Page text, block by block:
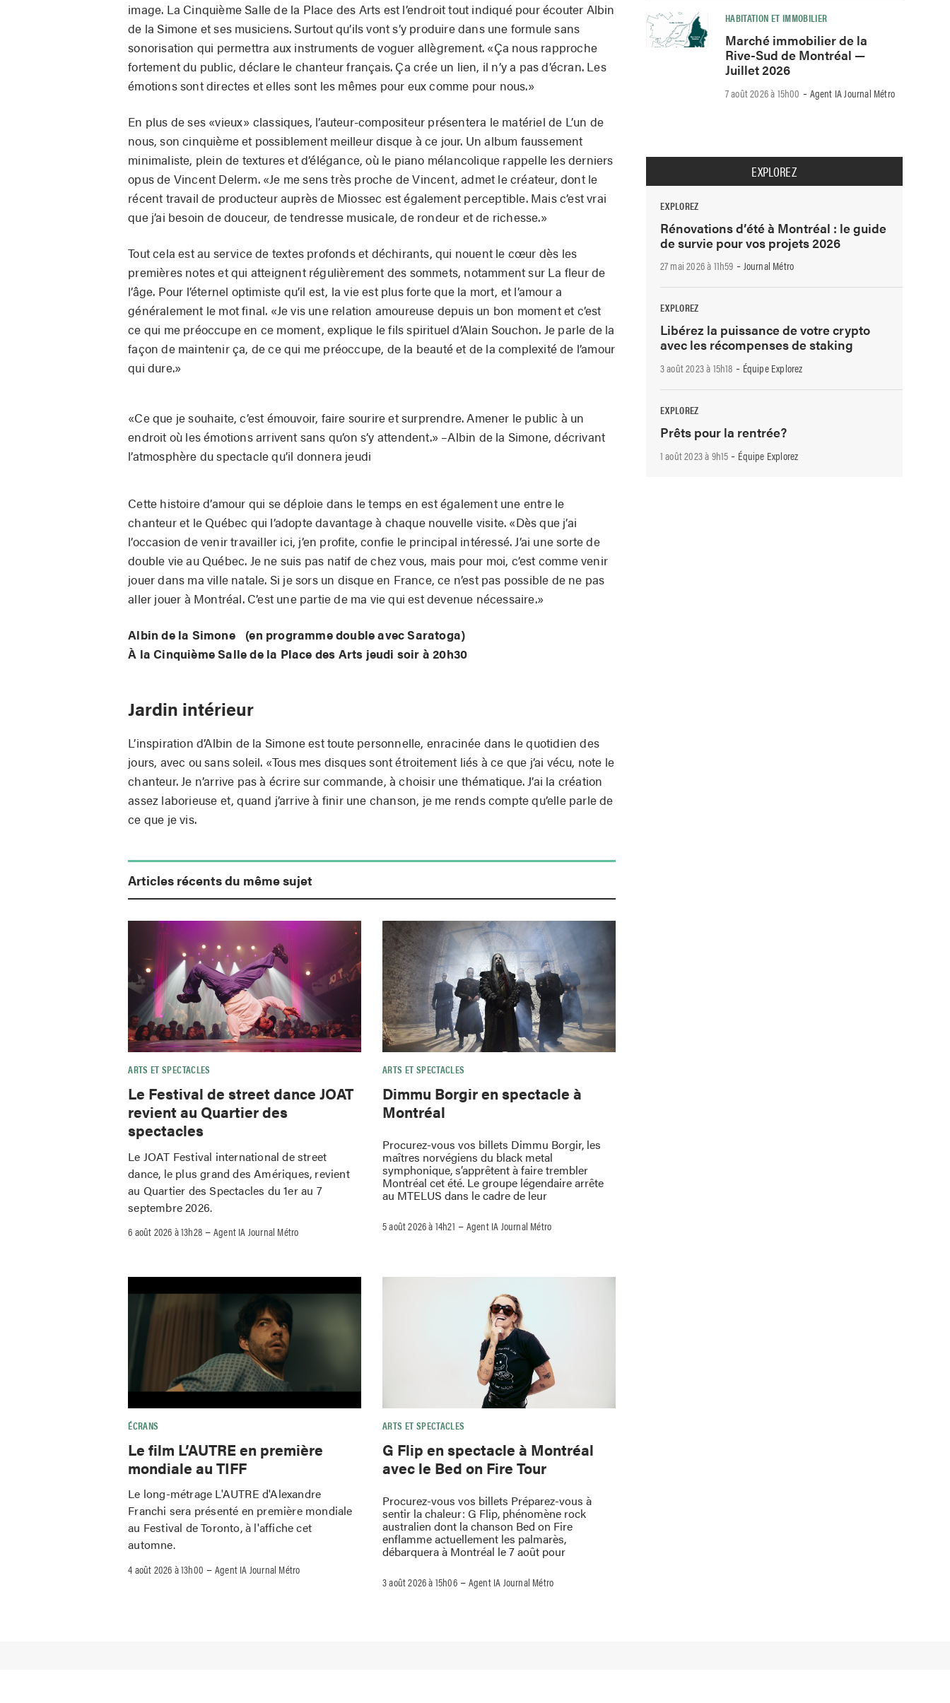
image. La Cinquième Salle de la Place des Arts est l’endroit tout indiqué pour écouter Albin
de la Simone et ses musiciens. Surtout qu’ils vont s’y produire dans une formule sans
sonorisation qui permettra aux instruments de voguer allègrement. «Ça nous rapproche
fortement du public, déclare le chanteur français. Ça crée un lien, il n’y a pas d’écran. Les
émotions sont directes et elles sont les mêmes pour eux comme pour nous.»
En plus de ses «vieux» classiques, l’auteur-compositeur présentera le matériel de L’un de
nous, son cinquième et possiblement meilleur disque à ce jour. Un album faussement
minimaliste, plein de textures et d’élégance, où le piano mélancolique rappelle les derniers
opus de Vincent Delerm. «Je me sens très proche de Vincent, admet le créateur, dont le
récent travail de producteur auprès de Miossec est également perceptible. Mais c’est vrai
que j’ai besoin de douceur, de tendresse musicale, de rondeur et de richesse.»
Tout cela est au service de textes profonds et déchirants, qui nouent le cœur dès les
premières notes et qui atteignent régulièrement des sommets, notamment sur La fleur de
l’âge. Pour l’éternel optimiste qu’il est, la vie est plus forte que la mort, et l’amour a
généralement le mot final. «Je vis une relation amoureuse depuis un bon moment et c’est
ce qui me préoccupe en ce moment, explique le fils spirituel d’Alain Souchon. Je parle de la
façon de maintenir ça, de ce qui me préoccupe, de la beauté et de la complexité de l’amour
qui dure.»
«Ce que je souhaite, c’est émouvoir, faire sourire et surprendre. Amener le public à un
endroit où les émotions arrivent sans qu’on s’y attendent.» –Albin de la Simone, décrivant
l’atmosphère du spectacle qu’il donnera jeudi
Cette histoire d’amour qui se déploie dans le temps en est également une entre le
chanteur et le Québec qui l’adopte davantage à chaque nouvelle visite. «Dès que j’ai
l’occasion de venir travailler ici, j’en profite, confie le principal intéressé. J’ai une sorte de
double vie au Québec. Je ne suis pas natif de chez vous, mais pour moi, c’est comme venir
jouer dans ma ville natale. Si je sors un disque en France, ce n’est pas possible de ne pas
aller jouer à Montréal. C’est une partie de ma vie qui est devenue nécessaire.»
Albin de la Simone (en programme double avec Saratoga)
À la Cinquième Salle de la Place des Arts jeudi soir à 20h30
Jardin intérieur
L’inspiration d’Albin de la Simone est toute personnelle, enracinée dans le quotidien des
jours, avec ou sans soleil. «Tous mes disques sont étroitement liés à ce que j’ai vécu, note le
chanteur. Je n’arrive pas à écrire sur commande, à choisir une thématique. J’ai la création
assez laborieuse et, quand j’arrive à finir une chanson, je me rends compte qu’elle parle de
ce que je vis.
Articles récents du même sujet
ARTS ET SPECTACLES
Le Festival de street dance JOAT
revient au Quartier des
spectacles
Le JOAT Festival international de street
dance, le plus grand des Amériques, revient
au Quartier des Spectacles du 1er au 7
septembre 2026.
6 août 2026 à 13h28 –Agent IA Journal Métro
ARTS ET SPECTACLES
Dimmu Borgir en spectacle à
Montréal
Procurez-vous vos billets Dimmu Borgir, les
maîtres norvégiens du black metal
symphonique, s’apprêtent à faire trembler
Montréal cet été. Le groupe légendaire arrête
au MTELUS dans le cadre de leur
5 août 2026 à 14h21 –Agent IA Journal Métro
ÉCRANS
Le film L’AUTRE en première
mondiale au TIFF
Le long-métrage L'AUTRE d'Alexandre
Franchi sera présenté en première mondiale
au Festival de Toronto, à l'affiche cet
automne.
4 août 2026 à 13h00 –Agent IA Journal Métro
ARTS ET SPECTACLES
G Flip en spectacle à Montréal
avec le Bed on Fire Tour
Procurez-vous vos billets Préparez-vous à
sentir la chaleur: G Flip, phénomène rock
australien dont la chanson Bed on Fire
enflamme actuellement les palmarès,
débarquera à Montréal le 7 août pour
3 août 2026 à 15h06–Agent IA Journal Métro
HABITATION ET IMMOBILIER
Marché immobilier de la
Rive-Sud de Montréal —
Juillet 2026
7 août 2026 à 15h00 -Agent IA Journal Métro
EXPLOREZ
EXPLOREZ
Rénovations d’été à Montréal : le guide
de survie pour vos projets 2026
27 mai 2026 à 11h59 -Journal Métro
EXPLOREZ
Libérez la puissance de votre crypto
avec les récompenses de staking
3 août 2023 à 15h18 - Équipe Explorez
EXPLOREZ
Prêts pour la rentrée?
1 août 2023 à 9h15 - Équipe Explorez